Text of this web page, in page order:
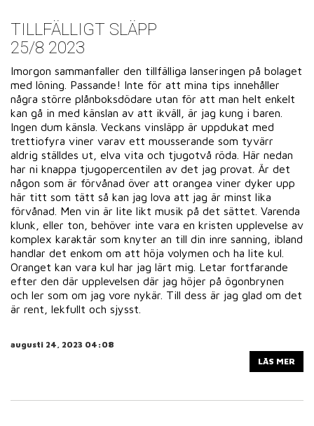
TILLFÄLLIGT SLÄPP
25/8 2023
Imorgon sammanfaller den tillfälliga lanseringen på bolaget
med löning. Passande! Inte för att mina tips innehåller
några större plånboksdödare utan för att man helt enkelt
kan gå in med känslan av att ikväll, är jag kung i baren.
Ingen dum känsla. Veckans vinsläpp är uppdukat med
trettiofyra viner varav ett mousserande som tyvärr
aldrig ställdes ut, elva vita och tjugotvå röda. Här nedan
har ni knappa tjugopercentilen av det jag provat. Är det
någon som är förvånad över att orangea viner dyker upp
här titt som tätt så kan jag lova att jag är minst lika
förvånad. Men vin är lite likt musik på det sättet. Varenda
klunk, eller ton, behöver inte vara en kristen upplevelse av
komplex karaktär som knyter an till din inre sanning, ibland
handlar det enkom om att höja volymen och ha lite kul.
Oranget kan vara kul har jag lärt mig. Letar fortfarande
efter den där upplevelsen där jag höjer på ögonbrynen
och ler som om jag vore nykär. Till dess är jag glad om det
är rent, lekfullt och sjysst.
augusti 24, 2023 04:08
LÄS MER